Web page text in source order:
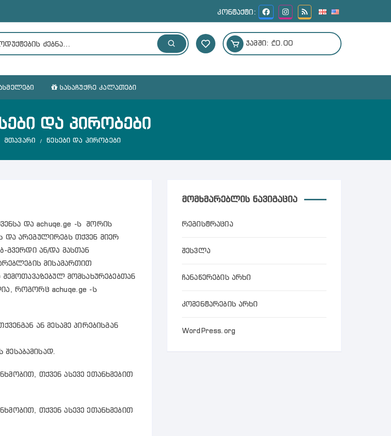
კონტაქტი:
ჯამში:₾0.00
ᲡᲐᲡᲐᲩᲣᲥᲠᲔ ᲙᲐᲚᲐᲗᲔᲑᲘ
ᲓᲐ ᲞᲘᲠᲝᲑᲔᲑᲘ
მთავარი წესები და პირობები
და achuqe.ge -ს შორის
და არეგულირებს თქვენ მიერ
გვერდი ან/და მასთან
მისამართით
მომსახურებებთან
როგორც achuqe.ge -ს
ან მესამე პირებისგან
თქვენ ასევე ეთანხმებით
თქვენ ასევე ეთანხმებით
ᲛᲝᲛᲮᲛᲐᲠᲔᲑᲚᲘᲡ ᲜᲐᲕᲘᲒᲐᲪᲘᲐ
რეგისტრაცია
შესვლა
ჩანაწერების არხი
კომენტარების არხი
WordPress.org